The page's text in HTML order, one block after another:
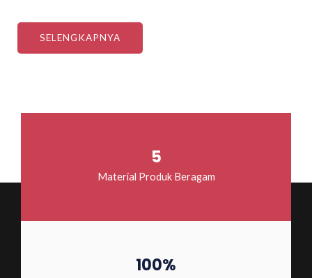
SELENGKAPNYA
5
Material Produk Beragam
100%